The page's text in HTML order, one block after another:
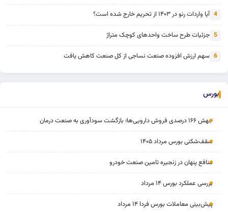
4 آیا واردات رنو در ۱۴۰۳ از تحریم خارج شده است؟
5 جزئیات طرح ساخت واحدهای کوچک متراژ
6 سهم ارزش افزوده صنعت نساجی از کل صنعت کاهش یافت
بورس
جهش ۱۶۶ درصدی فروش دارویی‌ها؛ بازگشت سودآوری به صنعت درمان
سقف‌شکنی بورس مرداد ۱۴۰۵
منافع پنهان در زنجیره تامین صنعت خودرو
بررسی عملکرد بورس ۱۴ مرداد
پیش‌بینی معاملات بورس فردا ۱۴ مرداد